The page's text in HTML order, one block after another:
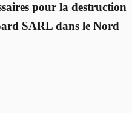
pour la destruction
SARL dans le Nord